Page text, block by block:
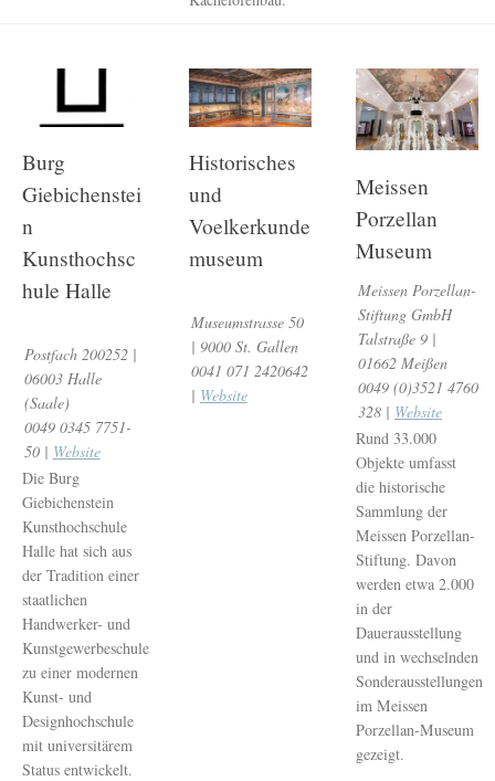
Burg
Giebichenstei
n
Kunsthochsc
hule Halle
Postfach 200252 |
06003 Halle
(Saale)
0049 0345 7751-
50 | Website
Die Burg
Giebichenstein
Kunsthochschule
Halle hat sich aus
der Tradition einer
staatlichen
Handwerker- und
Kunstgewerbeschule
zu einer modernen
Kunst- und
Designhochschule
mit universitärem
Status entwickelt.
Historisches
und
Voelkerkunde
museum
Museumstrasse 50
| 9000 St. Gallen
0041 071 2420642
| Website
Meissen
Porzellan
Museum
Meissen Porzellan-
Stiftung GmbH
Talstraße 9 |
01662 Meißen
0049 (0)3521 4760
328 | Website
Rund 33.000
Objekte umfasst
die historische
Sammlung der
Meissen Porzellan-
Stiftung. Davon
werden etwa 2.000
in der
Dauerausstellung
und in wechselnden
Sonderausstellungen
im Meissen
Porzellan-Museum
gezeigt.